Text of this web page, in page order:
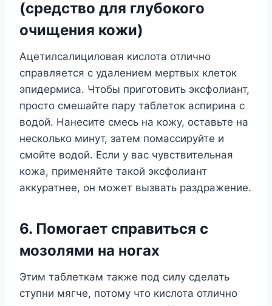
(средство для глубокого
очищения кожи)
Ацетилсалициловая кислота отлично
справляется с удалением мертвых клеток
эпидермиса. Чтобы приготовить эксфолиант,
просто смешайте пару таблеток аспирина с
водой. Нанесите смесь на кожу, оставьте на
несколько минут, затем помассируйте и
смойте водой. Если у вас чувствительная
кожа, применяйте такой эксфолиант
аккуратнее, он может вызвать раздражение.
6. Помогает справиться с
мозолями на ногах
Этим таблеткам также под силу сделать
ступни мягче, потому что кислота отлично